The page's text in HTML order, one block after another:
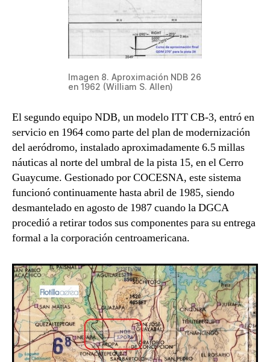
Imagen 8. Aproximación NDB 26
en 1962 (William S. Allen)
El segundo equipo NDB, un modelo ITT CB-3, entró en
servicio en 1964 como parte del plan de modernización
del aeródromo, instalado aproximadamente 6.5 millas
náuticas al norte del umbral de la pista 15, en el Cerro
Guaycume. Gestionado por COCESNA, este sistema
funcionó continuamente hasta abril de 1985, siendo
desmantelado en agosto de 1987 cuando la DGCA
procedió a retirar todos sus componentes para su entrega
formal a la corporación centroamericana.